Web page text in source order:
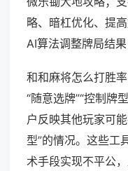
略、暗杠优化、提
AI算法调整牌局结果
和和麻将怎么打胜
“随意选牌”“控制牌
户反映其他玩家可
型”的情况。这些工
术手段实现不平公，